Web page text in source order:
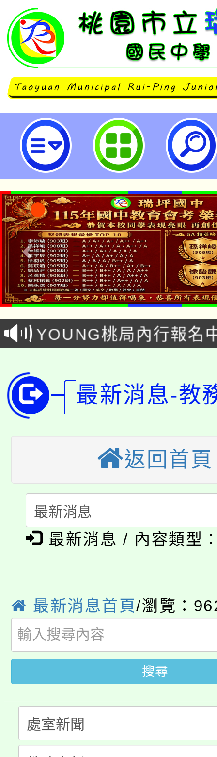
「雲林縣112年公用頻道影片徵件-
林」-桃園市立瑞坪國民中學
「本色祭」8/29、30在
場熱烈登場!
8/21下午1時於龍潭區
徵才活動。
YOUNG桃局內行報名
局官網。
8月14至27日，桃園電
開!
115年桃園市運動會8/
田徑場及游泳池舉行。
桃園市低收入戶享有免
半價優惠，詳情可洽有
者。
份教師增能研習
大溪自造教育及科技
淨零綠生活教案入校路
會
115年食農教育專業人
程
「本色祭」8/29、30在
場熱烈登場!
8/21下午1時於龍潭區
局官網。
8月14至27日，桃園電
開!
115年桃園市運動會8/
田徑場及游泳池舉行。
桃園市低收入戶享有免
視費優惠，中低收入戶
者。
大園自造教育及科技
份教師研習
淨零綠生活教案入校路
會
115年食農教育專業人
最新消息-教
返回首頁
最新消息 / 內容類型
最新消息首頁/瀏覽：
搜尋